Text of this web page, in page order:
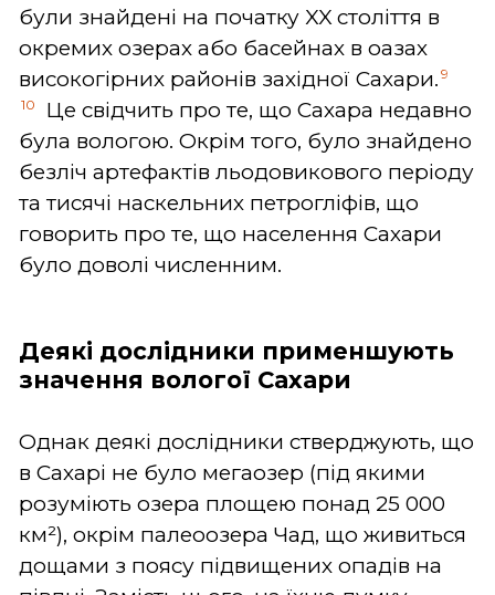
були знайдені на початку XX століття в
окремих озерах або басейнах в оазах
високогірних районів західної Сахари. 9
10
Це свідчить про те, що Сахара недавно
була вологою. Окрім того, було знайдено
безліч артефактів льодовикового періоду
та тисячі наскельних петрогліфів, що
говорить про те, що населення Сахари
було доволі численним.
Деякі дослідники применшують
значення вологої Сахари
Однак деякі дослідники стверджують, що
в Сахарі не було мегаозер (під якими
розуміють озера площею понад 25 000
км²), окрім палеоозера Чад, що живиться
дощами з поясу підвищених опадів на